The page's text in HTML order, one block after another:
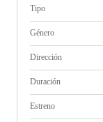
Tipo
Género
Dirección
Duración
Estreno